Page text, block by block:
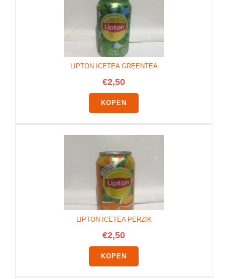
LIPTON ICETEA GREENTEA
€2,50
KOPEN
LIPTON ICETEA PERZIK
€2,50
KOPEN